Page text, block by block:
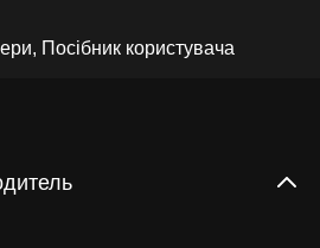
Посібник користувача